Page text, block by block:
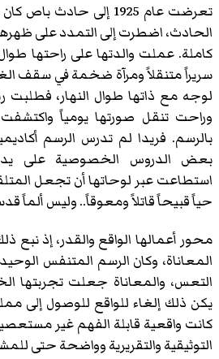
تعرضت عام 1925 إلى حادث
الحادث، اضطرت إلى التمدد على
كاملة. عملت والدتها على راحتها
سريراً متنقلاً ومرآة ضخمة في سقف
لوجه مع ذاتها طوال النهار، فطلبت
وراحت تنقل صورتها يومياً
بالرسم. فريدا لم تدرس الرسم
بعض الدروس الخصوصية على يد
استطاعت عبر لوحاتها أن تجعل
حياً قبيحاً قاتلاً ومعوقاً.. وليس ألماً
محور أعمالها الواقع والقدر، إذ نبع
المعاناة، وكان الرسم المتنفس الوحيد
التعس، والمعاناة جعلت تجربتها
يكن ذلك إلغاء للواقع للوصول إلى
كانت واقعية قابلة الفهم غير مستعصية
التوثيقية والتقريرية وواضحة حتى